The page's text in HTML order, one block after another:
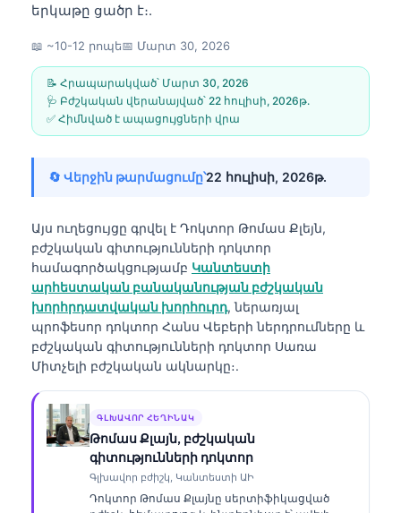
երկաթը ցածր է։.
📖 ~10-12 րոպե📅 Մարտ 30, 2026
📝 Հրապարակված՝ Մարտ 30, 2026
🩺 Բժշկական վերանայված՝ 22 հուլիսի, 2026թ․
✅ Հիմնված է ապացույցների վրա
🔄 Վերջին թարմացումը՝22 հուլիսի, 2026թ․
Այս ուղեցույցը գրվել է Դոկտոր Թոմաս Քլեյն,
բժշկական գիտությունների դոկտոր
համագործակցությամբ Կանտեստի
արհեստական բանականության բժշկական
խորհրդատվական խորհուրդ, ներառյալ
պրոֆեսոր դոկտոր Հանս Վեբերի ներդրումները և
բժշկական գիտությունների դոկտոր Սառա
Միտչելի բժշկական ակնարկը։.
ԳԼԽԱՎՈՐ ՀԵՂԻՆԱԿ
Թոմաս Քլայն, բժշկական
գիտությունների դոկտոր
Գլխավոր բժիշկ, Կանտեստի ԱԻ
Դոկտոր Թոմաս Քլայնը սերտիֆիկացված